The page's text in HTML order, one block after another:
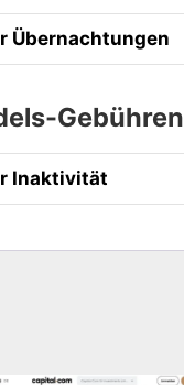
Übernachtungen
Gebühren
Inaktivität